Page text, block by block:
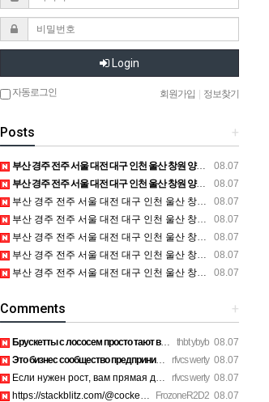
Login
자동로그인 회원가입 정보찾기
+
Posts
08.07
부산 경주 전주 서울 대전 대구 인천 울산 창원 양산 포항 천안 평택 용인 고양 성남 수원 일수, 미용학원, 가족사진, 점집, 한복대여, 독학재수학원, 재회부적 정보
08.07
부산 경주 전주 서울 대전 대구 인천 울산 창원 양산 포항 천안 평택 용인 고양 성남 수원 일수, 미용학원, 가족사진, 점집, 한복대여, 독학재수학원, 재회부적 정보
08.07
부산 경주 전주 서울 대전 대구 인천 울산 창원 양산 포항 천안 평택 용인 고양 성남 수원 일수, 미용학원, 가족사진, 점집, 한복대여, 독학재수학원, 재회부적 정보
08.07
부산 경주 전주 서울 대전 대구 인천 울산 창원 양산 포항 천안 평택 용인 고양 성남 수원 일수, 미용학원, 가족사진, 점집, 한복대여, 독학재수학원, 재회부적 정보
08.07
부산 경주 전주 서울 대전 대구 인천 울산 창원 양산 포항 천안 평택 용인 고양 성남 수원 일수, 미용학원, 가족사진, 점집, 한복대여, 독학재수학원, 재회부적 정보
08.07
부산 경주 전주 서울 대전 대구 인천 울산 창원 양산 포항 천안 평택 용인 고양 성남 수원 일수, 미용학원, 가족사진, 점집, 한복대여, 독학재수학원, 재회부적 정보
08.07
부산 경주 전주 서울 대전 대구 인천 울산 창원 양산 포항 천안 평택 용인 고양 성남 수원 일수, 미용학원, 가족사진, 점집, 한복대여, 독학재수학원, 재회부적 정보
+
Comments
thbt ybyb 08.07
Брускетты с лососем просто тают во рту, рекомендую. https://…
rfvcs werty 08.07
Это бизнес сообщество предпринимателей в Санкт-Петербурге эк…
rfvcs werty 08.07
Если нужен рост, вам прямая дорога в этот клуб предпринимате…
FrozoneR2D2 08.07
https://stackblitz.com/@cockerhanstartup/collections/1-888-7…